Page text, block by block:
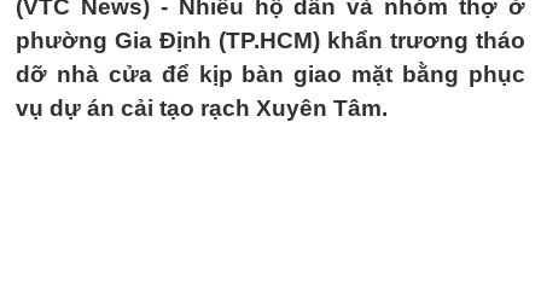
(VTC News) - Nhiều hộ dân và nhóm thợ ở
phường Gia Định (TP.HCM) khẩn trương tháo
dỡ nhà cửa để kịp bàn giao mặt bằng phục
vụ dự án cải tạo rạch Xuyên Tâm.